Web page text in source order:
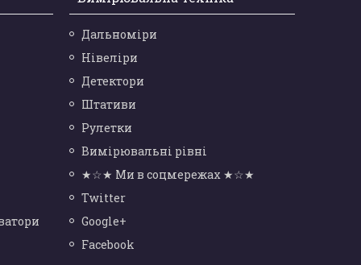
Дальноміри
Нівеліри
Детектори
Штативи
Рулетки
Вимірювальні рівні
★☆★ Ми в соцмережах ★☆★
Twitter
Google+
Facebook